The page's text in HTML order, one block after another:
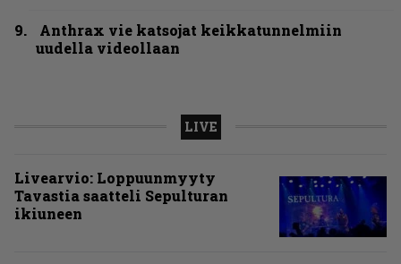
Anthrax vie katsojat keikkatunnelmiin
uudella videollaan
LIVE
Livearvio: Loppuunmyyty
Tavastia saatteli Sepulturan
ikiuneen